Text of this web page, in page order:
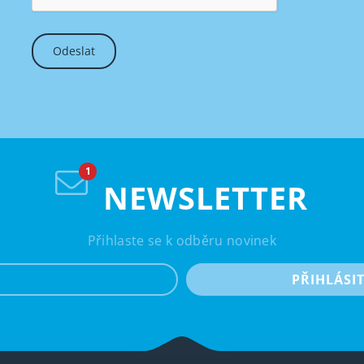
NEWSLETTER
Přihlaste se k odběru novinek
PŘIHLÁSIT